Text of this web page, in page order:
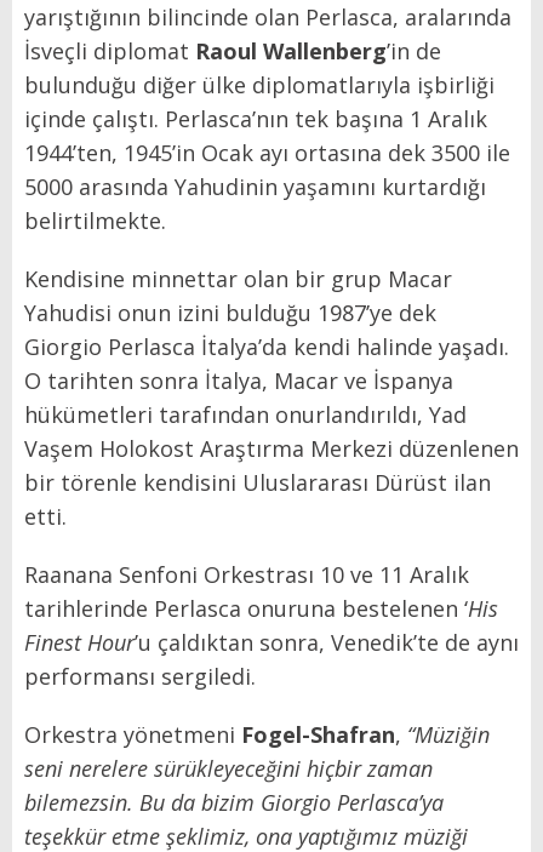
yarıştığının bilincinde olan Perlasca, aralarında
İsveçli diplomat Raoul Wallenberg’in de
bulunduğu diğer ülke diplomatlarıyla işbirliği
içinde çalıştı. Perlasca’nın tek başına 1 Aralık
1944’ten, 1945’in Ocak ayı ortasına dek 3500 ile
5000 arasında Yahudinin yaşamını kurtardığı
belirtilmekte.
Kendisine minnettar olan bir grup Macar
Yahudisi onun izini bulduğu 1987’ye dek
Giorgio Perlasca İtalya’da kendi halinde yaşadı.
O tarihten sonra İtalya, Macar ve İspanya
hükümetleri tarafından onurlandırıldı, Yad
Vaşem Holokost Araştırma Merkezi düzenlenen
bir törenle kendisini Uluslararası Dürüst ilan
etti.
Raanana Senfoni Orkestrası 10 ve 11 Aralık
tarihlerinde Perlasca onuruna bestelenen ‘His
Finest Hour’u çaldıktan sonra, Venedik’te de aynı
performansı sergiledi.
Orkestra yönetmeni Fogel-Shafran, “Müziğin
seni nerelere sürükleyeceğini hiçbir zaman
bilemezsin. Bu da bizim Giorgio Perlasca’ya
teşekkür etme şeklimiz, ona yaptığımız müziği